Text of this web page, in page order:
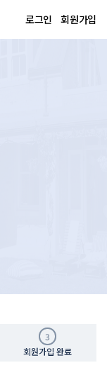
로그인 회원가입
3
회원가입 완료